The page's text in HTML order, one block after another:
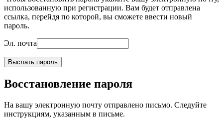
использованную при регистрации. Вам будет отправлена
ссылка, перейдя по которой, вы сможете ввести новый
пароль.
Эл. почта
Выслать пароль
Восстановление пароля
На вашу электронную почту отправлено письмо. Следуйте
инструкциям, указанным в письме.